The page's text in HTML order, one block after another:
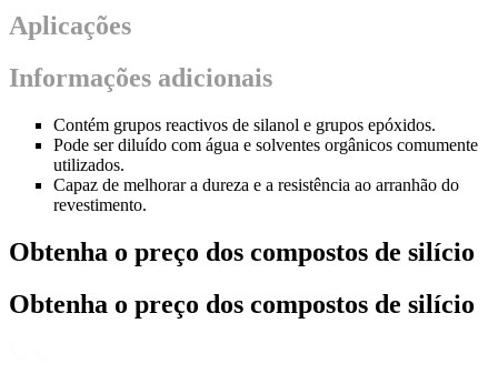
Aplicações
Informações adicionais
Contém grupos reactivos de silanol e grupos epóxidos.
Pode ser diluído com água e solventes orgânicos comumente
utilizados.
Capaz de melhorar a dureza e a resistência ao arranhão do
revestimento.
Obtenha o preço dos compostos de silício
Obtenha o preço dos compostos de silício